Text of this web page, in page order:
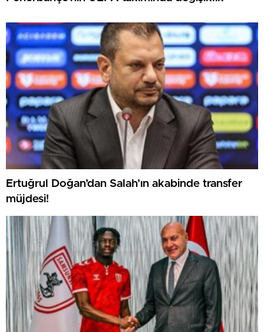
Ertuğrul Doğan’dan Salah’ın akabinde transfer
müjdesi!